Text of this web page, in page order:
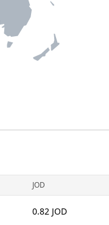
JOD
0.82 JOD